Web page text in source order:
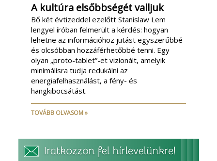
A kultúra elsőbbségét valljuk
Bő két évtizeddel ezelőtt Stanislaw Lem
lengyel íróban felmerült a kérdés: hogyan
lehetne az információhoz jutást egyszerűbbé
és olcsóbban hozzáférhetőbbé tenni. Egy
olyan „proto-tablet”-et vizionált, amelyik
minimálisra tudja redukálni az
energiafelhasználást, a fény- és
hangkibocsátást.
TOVÁBB OLVASOM »